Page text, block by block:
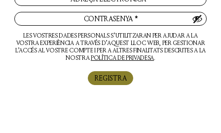
CONTRASENYA *
LES VOSTRES DADES PERSONALS S’UTILITZARAN PER AJUDAR A LA
VOSTRA EXPERIÈNCIA A TRAVÉS D’AQUEST LLOC WEB, PER GESTIONAR
L’ACCÉS AL VOSTRE COMPTE I PER A ALTRES FINALITATS DESCRITES A LA
NOSTRAPOLÍTICA DE PRIVADESA.
REGISTRA